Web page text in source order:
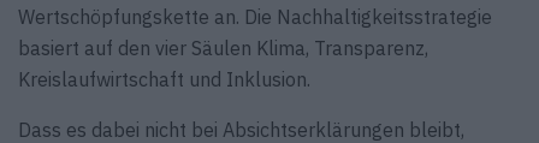
Wertschöpfungskette an. Die Nachhaltigkeitsstrategie
basiert auf den vier Säulen Klima, Transparenz,
Kreislaufwirtschaft und Inklusion.
Dass es dabei nicht bei Absichtserklärungen bleibt,